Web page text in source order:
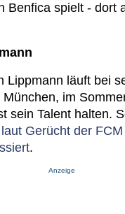
Benfica spielt - dort
Lippmann läuft bei
im
sein Talent halten.
laut Gerücht der
.
Anzeige